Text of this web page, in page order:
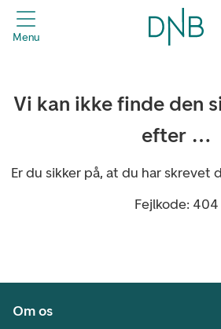
header.title
Menu
Vi kan ikke finde den
efter …
Er du sikker på, at du har skrevet
Fejlkode: 404
Om os